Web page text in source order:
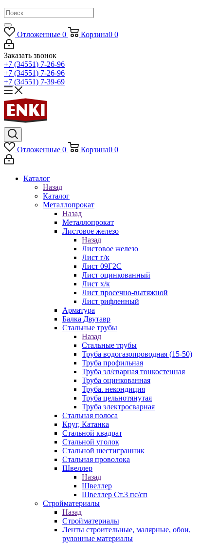
Отложенные 0 Корзина0 0
Заказать звонок
+7 (34551) 7-26-96
+7 (34551) 7-26-96
+7 (34551) 7-39-69
Отложенные 0 Корзина0 0
Каталог
Назад
Каталог
Металлопрокат
Назад
Металлопрокат
Листовое железо
Назад
Листовое железо
Лист г/к
Лист 09Г2С
Лист оцинкованный
Лист х/к
Лист просечно-вытяжной
Лист рифленный
Арматура
Балка Двутавр
Стальные трубы
Назад
Стальные трубы
Труба водогазопроводная (15-50)
Труба профильная
Труба эл/сварная тонкостенная
Труба оцинкованная
Труба. некондиция
Труба цельнотянутая
Труба электросварная
Стальная полоса
Круг, Катанка
Стальной квадрат
Стальной уголок
Стальной шестигранник
Стальная проволока
Швеллер
Назад
Швеллер
Швеллер Ст.3 пс/сп
Стройматериалы
Назад
Стройматериалы
Ленты строительные, малярные, обои,
рулонные материалы